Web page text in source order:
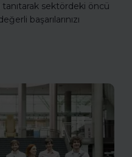
tanıtarak sektördeki öncü
başarılarınızı